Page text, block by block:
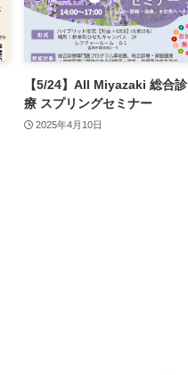
【5/24】All Miyazaki 総合診
療 スプリングセミナー
2025年4月10日